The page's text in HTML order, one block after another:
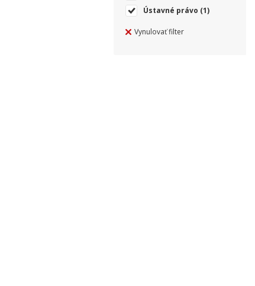
Ústavné právo (1)
Vynulovať filter